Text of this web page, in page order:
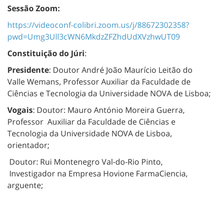
Sessão Zoom:
https://videoconf-colibri.zoom.us/j/88672302358?
pwd=Umg3Ull3cWN6MkdzZFZhdUdXVzhwUT09
Constituição do Júri:
Presidente: Doutor André João Maurício Leitão do
Valle Wemans, Professor Auxiliar da Faculdade de
Ciências e Tecnologia da Universidade NOVA de Lisboa;
Vogais: Doutor: Mauro António Moreira Guerra,
Professor Auxiliar da Faculdade de Ciências e
Tecnologia da Universidade NOVA de Lisboa,
orientador;
Doutor: Rui Montenegro Val-do-Rio Pinto,
Investigador na Empresa Hovione FarmaCiencia,
arguente;